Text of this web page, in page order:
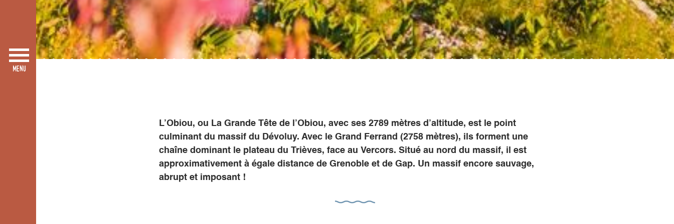
L’Obiou, ou La Grande Tête de l’Obiou, avec ses 2789 mètres d’altitude, est le point
culminant du massif du Dévoluy. Avec le Grand Ferrand (2758 mètres), ils forment une
chaîne dominant le plateau du Trièves, face au Vercors. Situé au nord du massif, il est
approximativement à égale distance de Grenoble et de Gap. Un massif encore sauvage,
abrupt et imposant !